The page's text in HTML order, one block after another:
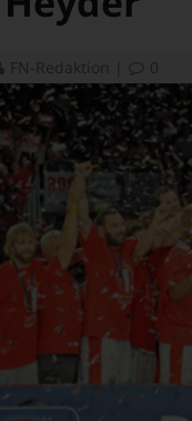
FN-Redaktion
0